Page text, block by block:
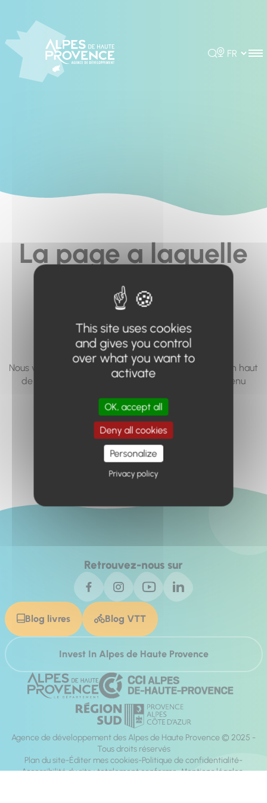
Rechercher
Choisir la
La page a laquelle
vous cherchez à
accéder n'existe
pas... ou plus.
Nous vous invitons à utiliser le moteur de recherche en haut
de page, ou à utiliser le menu pour trouver le contenu
Retour à l'accueil
Retrouvez-nous sur
Blog livres Blog VTT
Invest In Alpes de Haute Provence
Agence de développement des Alpes de Haute Provence © 2025 -
Tous droits réservés
Plan du site Éditer mes cookies Politique de confidentialité
Accessibilité du site : totalement conforme Mentions légales
This site uses cookies
and gives you control
over what you want to
activate
OK, accept all
Deny all cookies
Personalize
Privacy policy